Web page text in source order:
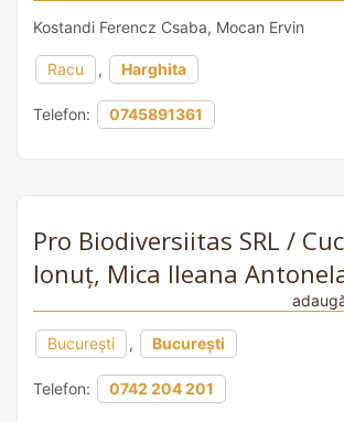
Kostandi Ferencz Csaba, Mocan Ervin
Racu , Harghita
Telefon: 0745891361
Pro Biodiversiitas SRL /
Ionuț, Mica Ileana
București , București
Telefon: 0742 204 201